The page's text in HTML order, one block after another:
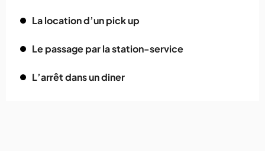
La location d’un pick up
Le passage par la station-service
L’arrêt dans un diner